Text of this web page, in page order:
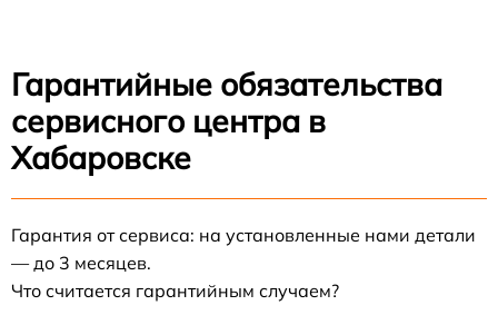
Гарантийные обязательства
сервисного центра в
Хабаровске
Гарантия от сервиса: на установленные нами детали
— до 3 месяцев.
Что считается гарантийным случаем?